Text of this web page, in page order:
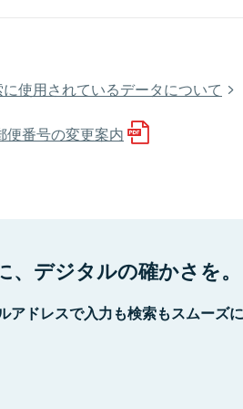
使用されているデータについて
便番号の変更案内
、デジタルの確かさを。
アドレスで入力も検索もスムーズ